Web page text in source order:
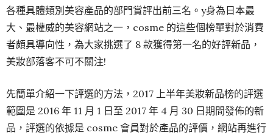
各種具體類別美容產品的部門賞評出前三名。y身為日本最
大、最權威的美容網站之一，cosme 的這些個榜單對於消費
者頗具導向性，為大家挑選了 8 款獲得第一名的好評新品，
美妝部落客不可不關注!
先簡單介紹一下評選的方法，2017 上半年美妝新品榜的評選
範圍是 2016 年 11 月 1 日至 2017 年 4 月 30 日期間發佈的新
品，評選的依據是 cosme 會員對於產品的評價，網站再進行